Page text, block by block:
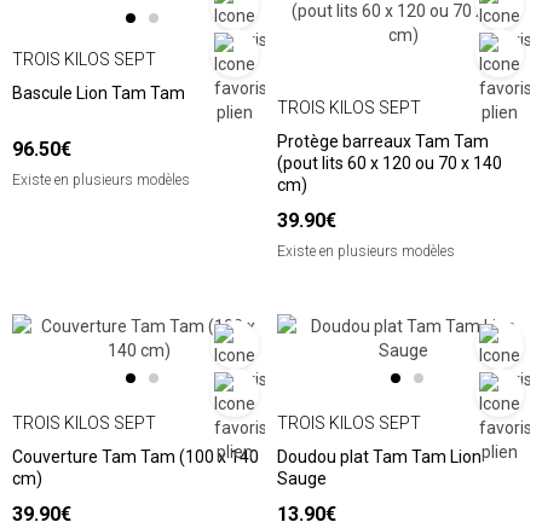
TROIS KILOS SEPT
Bascule Lion Tam Tam
96.50€
Existe en plusieurs modèles
TROIS KILOS SEPT
Protège barreaux Tam Tam
(pout lits 60 x 120 ou 70 x 140
cm)
39.90€
Existe en plusieurs modèles
TROIS KILOS SEPT
Couverture Tam Tam (100 x 140
cm)
39.90€
TROIS KILOS SEPT
Doudou plat Tam Tam Lion
Sauge
13.90€